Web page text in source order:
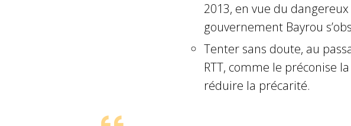
2013, en vue du
gouvernement Bayrou
Tenter sans doute, au
RTT, comme le préconise
réduire la précarité.